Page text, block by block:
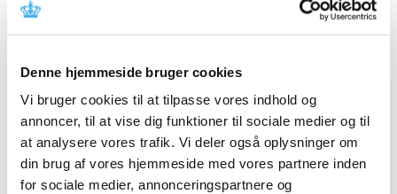
Denne hjemmeside bruger cookies
Vi bruger cookies til at tilpasse vores indhold og
annoncer, til at vise dig funktioner til sociale medier og til
at analysere vores trafik. Vi deler også oplysninger om
din brug af vores hjemmeside med vores partnere inden
for sociale medier, annonceringspartnere og
2024 (224)
2023 (195)
2021 (516)
2020 (263)
2019 (159)
2018 (150)
2017 (167)